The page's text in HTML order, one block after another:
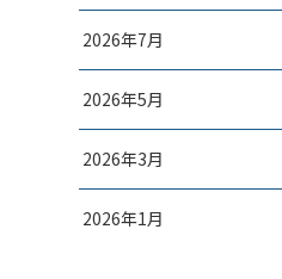
2026年7月
2026年5月
2026年3月
2026年1月